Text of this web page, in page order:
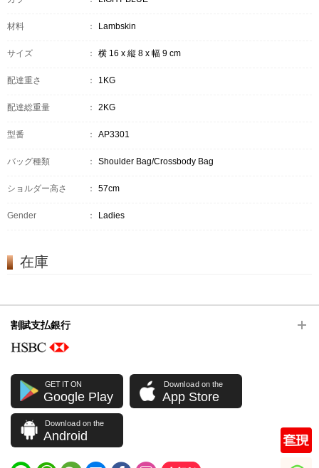
材料 ： Lambskin
サイズ ： 横 16 x 縦 8 x 幅 9 cm
配達重さ ： 1KG
配達総重量 ： 2KG
型番 ： AP3301
バッグ種類 ： Shoulder Bag/Crossbody Bag
ショルダー高さ ： 57cm
Gender ： Ladies
在庫
割賦支払銀行
GET IT ON
Google Play
Download on the
App Store
Download on the
Android